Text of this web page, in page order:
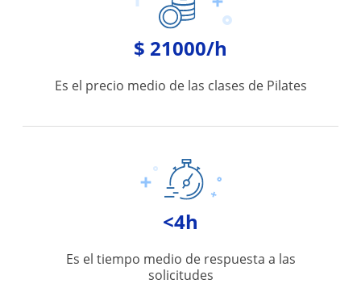
$ 21000/h
Es el precio medio de las clases de Pilates
<4h
Es el tiempo medio de respuesta a las
solicitudes